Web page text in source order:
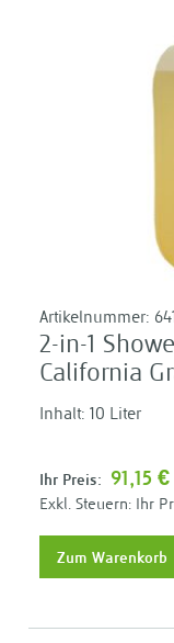
Artikelnummer:
2-in-1
California
Inhalt: 10 Liter
Ihr Preis: 91,15 €
Ihr
Zum Warenkorb